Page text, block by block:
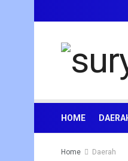
HOME
Home Daerah